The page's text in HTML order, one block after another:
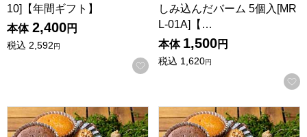
10]【年間ギフト】
本体 2,400円
税込 2,592円
お気に入りに登録する
しみ込んだバーム 5個入[MR
L-01A]【…
本体 1,500円
税込 1,620円
森の庭 焼き菓子アソート 結び 26個入[MRM-05A]【年間ギフ
森の庭 焼き菓子アソート 恵